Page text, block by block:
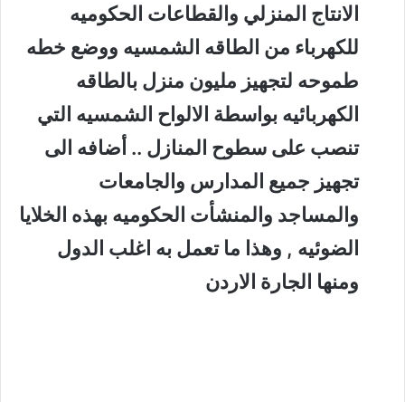
الانتاج المنزلي والقطاعات الحكوميه
للكهرباء من الطاقه الشمسيه ووضع خطه
طموحه لتجهيز مليون منزل بالطاقه
الكهربائيه بواسطة الالواح الشمسيه التي
تنصب على سطوح المنازل .. أضافه الى
تجهيز جميع المدارس والجامعات
والمساجد والمنشأت الحكوميه بهذه الخلايا
الضوئيه , وهذا ما تعمل به اغلب الدول
ومنها الجارة الاردن